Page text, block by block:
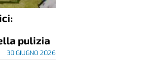
pulizia
30 GIUGNO 2026